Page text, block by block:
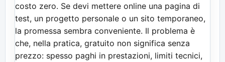
costo zero. Se devi mettere online una pagina di
test, un progetto personale o un sito temporaneo,
la promessa sembra conveniente. Il problema è
che, nella pratica, gratuito non significa senza
prezzo: spesso paghi in prestazioni, limiti tecnici,